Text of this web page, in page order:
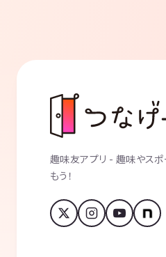
趣味友アプリ - 趣味やス
もう！